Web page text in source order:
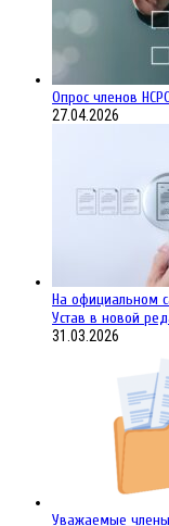
Опрос членов
27.04.2026
На официальном
Устав в новой
31.03.2026
Уважаемые члены